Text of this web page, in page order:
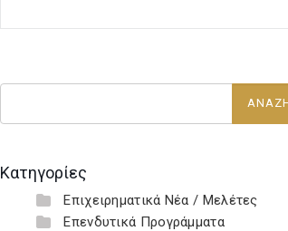
Κατηγορίες
Επιχειρηματικά Νέα / Μελέτες
Επενδυτικά Προγράμματα